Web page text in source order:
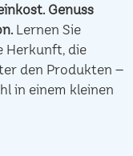
Genuss
Lernen Sie
Herkunft, die
den Produkten –
in einem kleinen